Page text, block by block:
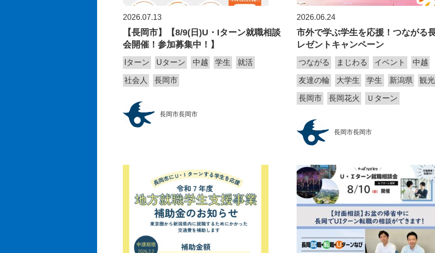
2026.07.13
【長岡市】【8/9(日)U・Iターン就職相談
会開催！参加募集中！】
Iターン Uターン 中越 学生 就活
社会人 長岡市
長岡市長岡市
2026.06.24
市外で学ぶ学生を応援！つながる
レゼントキャンペーン
つながる まじわる イベント 中越
友達の輪 大学生 学生 新潟県 観光
長岡市 長岡花火 Ｕターン
長岡市長岡市